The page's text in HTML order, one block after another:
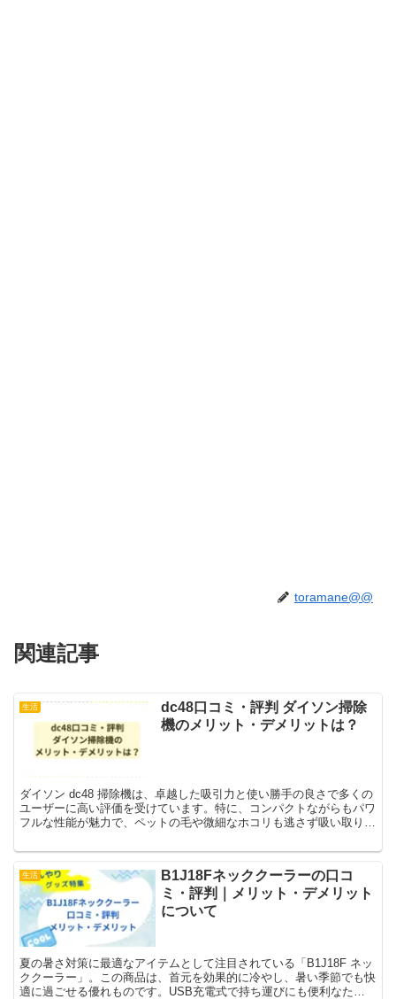
toramane@@
関連記事
生活
dc48口コミ・評判 ダイソン掃除
機のメリット・デメリットは？
ダイソン dc48 掃除機は、卓越した吸引力と使い勝手の良さで多くの
ユーザーに高い評価を受けています。特に、コンパクトながらもパワ
フルな性能が魅力で、ペットの毛や微細なホコリも逃さず吸い取りま
生活
B1J18Fネッククーラーの口コ
ミ・評判｜メリット・デメリット
について
夏の暑さ対策に最適なアイテムとして注目されている「B1J18F ネッ
ククーラー」。この商品は、首元を効果的に冷やし、暑い季節でも快
適に過ごせる優れものです。USB充電式で持ち運びにも便利なた